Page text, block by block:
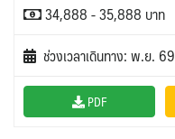
34,888 - 35,888 บาท
ช่วงเวลาเดินทาง: พ.ย. 69
PDF